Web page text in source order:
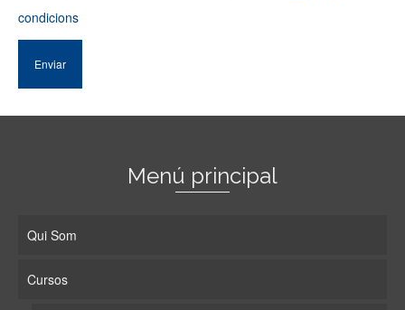
condicions
Menú principal
Qui Som
Cursos